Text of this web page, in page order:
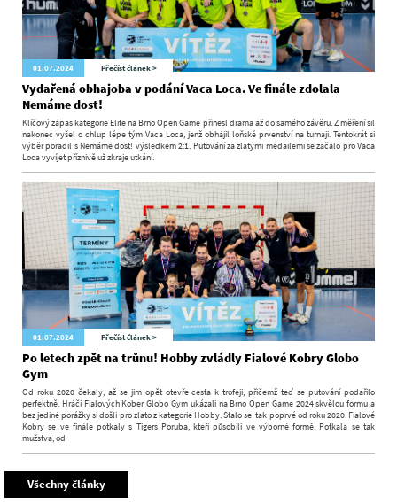
01.07.2024 Přečíst článek >
Vydařená obhajoba v podání Vaca Loca. Ve finále zdolala
Nemáme dost!
Klíčový zápas kategorie Elite na Brno Open Game přinesl drama až do samého závěru. Z měření sil
nakonec vyšel o chlup lépe tým Vaca Loca, jenž obhájil loňské prvenství na turnaji. Tentokrát si
výběr poradil s Nemáme dost! výsledkem 2:1. Putování za zlatými medailemi se začalo pro Vaca
Loca vyvíjet příznivě už zkraje utkání.
01.07.2024 Přečíst článek >
Po letech zpět na trůnu! Hobby zvládly Fialové Kobry Globo
Gym
Od roku 2020 čekaly, až se jim opět otevře cesta k trofeji, přičemž teď se putování podařilo
perfektně. Hráči Fialových Kober Globo Gym ukázali na Brno Open Game 2024 skvělou formu a
bez jediné porážky si došli pro zlato z kategorie Hobby. Stalo se tak poprvé od roku 2020. Fialové
Kobry se ve finále potkaly s Tigers Poruba, kteří působili ve výborné formě. Potkala se tak
mužstva, od
Všechny články